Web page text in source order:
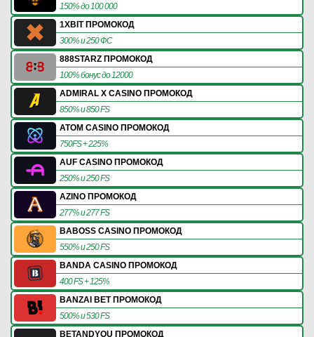
150% до 100 000
1XBIT ПРОМОКОД
300% и 250 ФС
888STARZ ПРОМОКОД
100% бонус до 12000
ADMIRAL X CASINO ПРОМОКОД
850% и 850 FS
ATOM CASINO ПРОМОКОД
750FS + 225%
AUF CASINO ПРОМОКОД
250% и 250 FS
AZINO ПРОМОКОД
277% и 277 FS
BABOSS CASINO ПРОМОКОД
550% и 250 FS
BANDA CASINO ПРОМОКОД
400 FS + 125%
BANZAI BET ПРОМОКОД
500% и 530 FS
BETANDYOU ПРОМОКОД